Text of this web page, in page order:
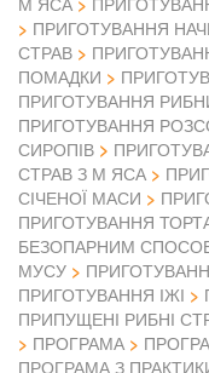
ПРИГОТУВАННЯ
СТРАВ
ПОМАДКИ
ПРИГОТУВАННЯ
ПРИГОТУВАННЯ
СИРОПІВ
СТРАВ З М ЯСА
СІЧЕНОЇ МАСИ
ПРИГОТУВАННЯ
БЕЗОПАРНИМ
МУСУ
ПРИГОТУВАННЯ ІЖІ
ПРИПУЩЕНІ РИБНІ
ПРОГРАМА
ПРОГРАМА З